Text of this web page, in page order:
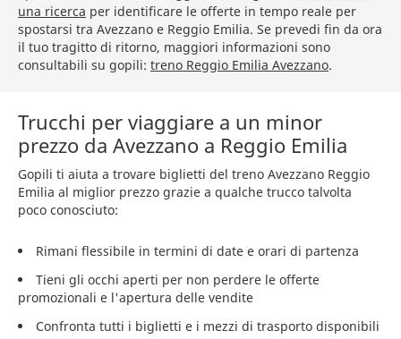
una ricerca per identificare le offerte in tempo reale per
spostarsi tra Avezzano e Reggio Emilia. Se prevedi fin da ora
il tuo tragitto di ritorno, maggiori informazioni sono
consultabili su gopili: treno Reggio Emilia Avezzano.
Trucchi per viaggiare a un minor
prezzo da Avezzano a Reggio Emilia
Gopili ti aiuta a trovare biglietti del treno Avezzano Reggio
Emilia al miglior prezzo grazie a qualche trucco talvolta
poco conosciuto:
Rimani flessibile in termini di date e orari di partenza
Tieni gli occhi aperti per non perdere le offerte
promozionali e l'apertura delle vendite
Confronta tutti i biglietti e i mezzi di trasporto disponibili